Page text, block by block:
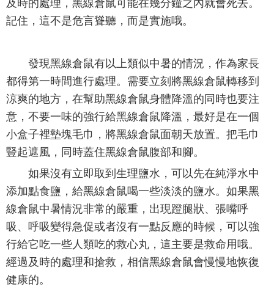
及時的處理，黑線倉鼠可能在幾分鐘之內就會死去。
記住，這不是危言聳聽，而是實施哦。
發現黑線倉鼠有以上類似中暑的情況，作為家長
都得第一時間進行處理。需要立刻將黑線倉鼠轉移到
涼爽的地方，在幫助黑線倉鼠身體降溫的同時也要注
意，不要一味的強行給黑線倉鼠降溫，最好是在一個
小盒子裡墊塊毛巾，將黑線倉鼠面朝天放置。把毛巾
豎起遮風，同時蓋住黑線倉鼠腹部和腳。
如果沒有立即取到生理鹽水，可以先在純淨水中
添加點食鹽，給黑線倉鼠喝一些淡淡的鹽水。如果黑
線倉鼠中暑情況非常的嚴重，出現蹬腿狀、張嘴呼
吸、呼吸變得急促或者沒有一點反應的時候，可以強
行給它吃一些人類吃的救心丸，這主要是救命用哦。
經過及時的處理和搶救，相信黑線倉鼠會慢慢地恢復
健康的。